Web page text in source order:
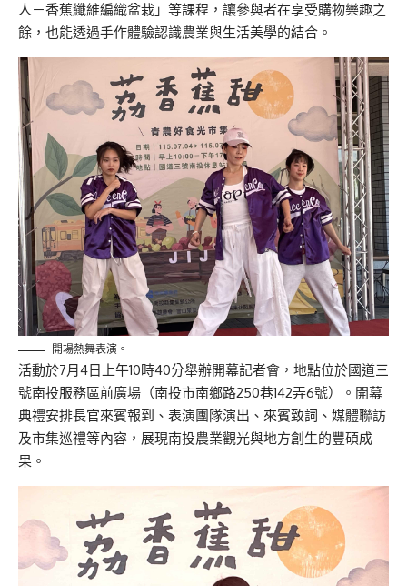
人－香蕉纖維編織盆栽」等課程，讓參與者在享受購物樂趣之
餘，也能透過手作體驗認識農業與生活美學的結合。
開場熱舞表演。
活動於7月4日上午10時40分舉辦開幕記者會，地點位於國道三
號南投服務區前廣場（南投市南鄉路250巷142弄6號）。開幕
典禮安排長官來賓報到、表演團隊演出、來賓致詞、媒體聯訪
及市集巡禮等內容，展現南投農業觀光與地方創生的豐碩成
果。